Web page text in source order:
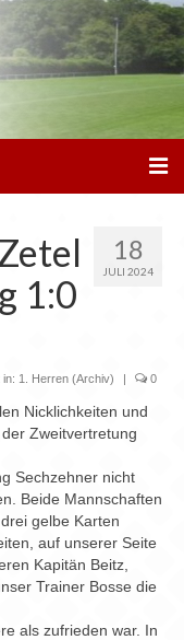
18
JULI 2024
1:0
in: 1. Herren (Archiv) | 0
Nicklichkeiten und
Zweitvertretung
Sechzehner nicht
Beide Mannschaften
gelbe Karten
auf unserer Seite
Kapitän Beitz,
Trainer Bosse die
als zufrieden war. In